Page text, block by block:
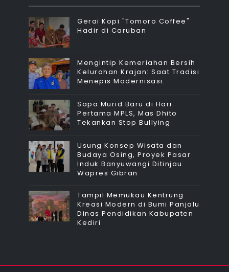
Gerai Kopi "Tomoro Coffee"
Hadir di Caruban
Mengintip Kemeriahan Bersih
Kelurahan Krajan: Saat Tradisi
Menepis Modernisasi.
Sapa Murid Baru di Hari
Pertama MPLS, Mas Dhito
Tekankan Stop Bullying
Usung Konsep Wisata dan
Budaya Osing, Proyek Pasar
Induk Banyuwangi Ditinjau
Wapres Gibran
Tampil Memukau Kentrung
Kreasi Modern di Bumi Panjalu
Dinas Pendidikan Kabupaten
Kediri